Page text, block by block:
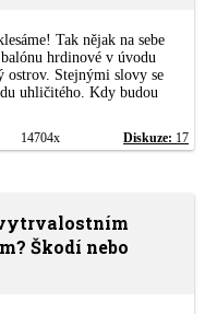
Tak nějak na sebe
hrdinové v úvodu
ostrov. Stejnými slovy se
uhličitého. Kdy budou
14704x Diskuze: 17
Škodí nebo